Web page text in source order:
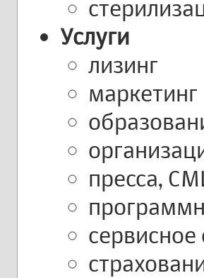
Услуги
лизинг
маркетинг
пресса,